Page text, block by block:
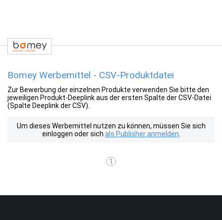
Bomey Werbemittel - CSV-Produktdatei
Zur Bewerbung der einzelnen Produkte verwenden Sie bitte den
jeweiligen Produkt-Deeplink aus der ersten Spalte der CSV-Datei
(Spalte Deeplink der CSV).
Um dieses Werbemittel nutzen zu können, müssen Sie sich
einloggen oder sich als Publisher anmelden
1